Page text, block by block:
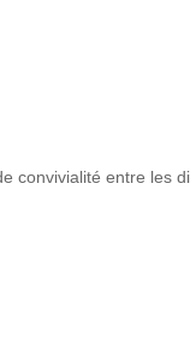
convivialité entre les